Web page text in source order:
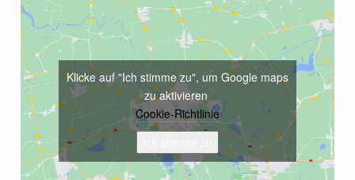
Klicke auf "Ich stimme zu", um Google maps
zu aktivieren
Cookie-Richtlinie